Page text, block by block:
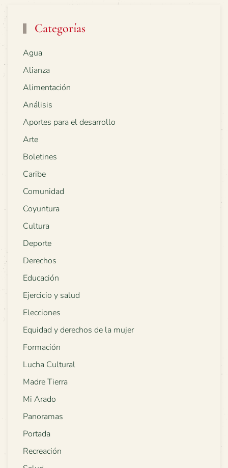
Categorías
Agua
Alianza
Alimentación
Análisis
Aportes para el desarrollo
Arte
Boletines
Caribe
Comunidad
Coyuntura
Cultura
Deporte
Derechos
Educación
Ejercicio y salud
Elecciones
Equidad y derechos de la mujer
Formación
Lucha Cultural
Madre Tierra
Mi Arado
Panoramas
Portada
Recreación